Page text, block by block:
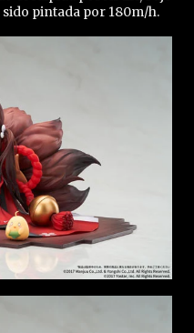
pintada por 180m/h.